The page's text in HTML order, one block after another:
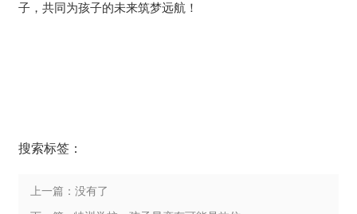
子，共同为孩子的未来筑梦远航！
搜索标签：
上一篇：没有了